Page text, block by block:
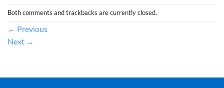
Both comments and trackbacks are currently closed.
← Previous
Next →